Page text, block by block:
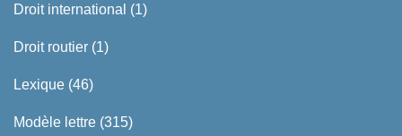
Droit international (1)
Droit routier (1)
Lexique (46)
Modèle lettre (315)